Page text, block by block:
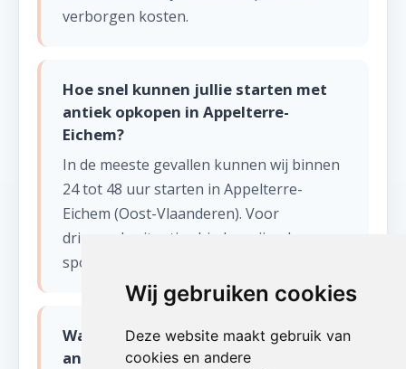
Wij gebruiken cookies
Deze website maakt gebruik van
cookies en andere
verborgen kosten.
Hoe snel kunnen jullie starten met
antiek opkopen in Appelterre-
Eichem?
In de meeste gevallen kunnen wij binnen
24 tot 48 uur starten in Appelterre-
Eichem (Oost-Vlaanderen). Voor
dringende situaties bieden wij ook een
spoedservice aan, zelfs in het weekend.
Wat gebeurt er met de spullen na
antiek opkopen?